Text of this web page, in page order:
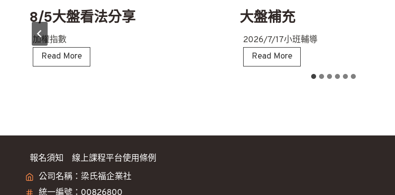
8/5大盤看法分享
加權指數
Read More8
/
法
享
大盤補充
2026/7/17小班輔導
Read More大
盤
報名須知
線上課程平台使用條例
公司名稱：梁氏福企業社